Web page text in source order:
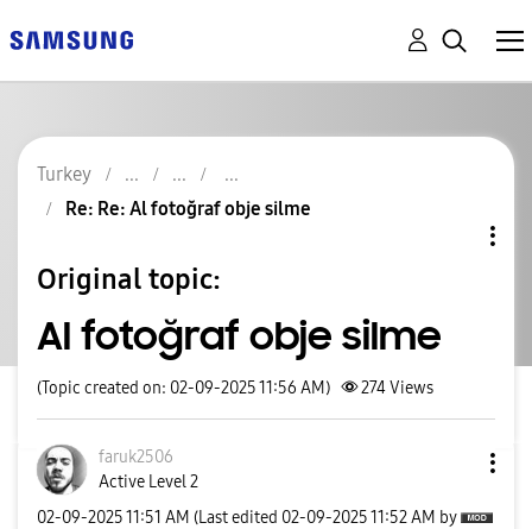
Turkey
Re: Re: Al fotoğraf obje silme
Original topic:
Al fotoğraf obje silme
(Topic created on: 02-09-2025 11:56 AM) 274Views
faruk2506
Active Level 2
‎02-09-202511:51 AM (Last edited ‎02-09-202511:52 AM by